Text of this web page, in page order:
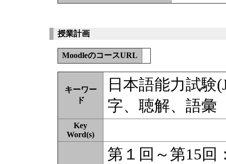
授業計画
MoodleのコースURL
キーワー
ド
日本語能力試験
字、聴解、語彙
Key
Word(s)
第１回～第15回